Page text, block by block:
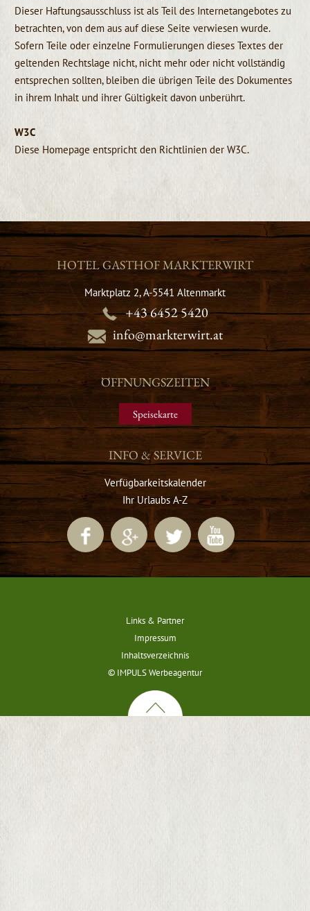
Dieser Haftungsausschluss ist als Teil des Internetangebotes zu
betrachten, von dem aus auf diese Seite verwiesen wurde.
Sofern Teile oder einzelne Formulierungen dieses Textes der
geltenden Rechtslage nicht, nicht mehr oder nicht vollständig
entsprechen sollten, bleiben die übrigen Teile des Dokumentes
in ihrem Inhalt und ihrer Gültigkeit davon unberührt.
W3C
Diese Homepage entspricht den Richtlinien der W3C.
HOTEL GASTHOF MARKTERWIRT
Marktplatz 2, A-5541 Altenmarkt
+43 6452 5420
info@markterwirt.at
ÖFFNUNGSZEITEN
Speisekarte
INFO & SERVICE
Verfügbarkeitskalender
Ihr Urlaubs A-Z
Links & Partner
Impressum
Inhaltsverzeichnis
© IMPULS Werbeagentur